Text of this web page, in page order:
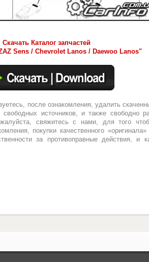
Скачать Каталог запчастей
Sens / Chevrolet Lanos / Daewoo Lanos"
после ознакомления, удалить
источников, и также свободно
свяжитесь с нами, для того
покупки качественного
за противоправные действия, и